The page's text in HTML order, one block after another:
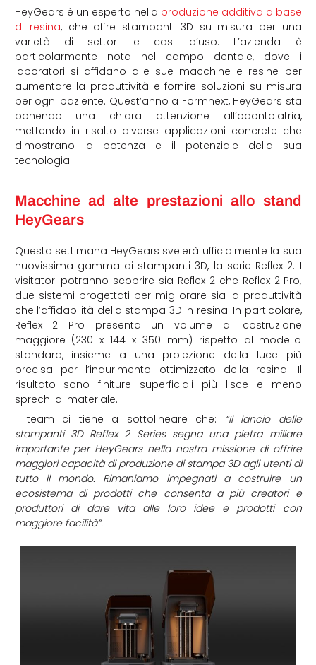
HeyGears è un esperto nella produzione additiva a base
di resina, che offre stampanti 3D su misura per una
varietà di settori e casi d’uso. L’azienda è
particolarmente nota nel campo dentale, dove i
laboratori si affidano alle sue macchine e resine per
aumentare la produttività e fornire soluzioni su misura
per ogni paziente. Quest’anno a Formnext, HeyGears sta
ponendo una chiara attenzione all’odontoiatria,
mettendo in risalto diverse applicazioni concrete che
dimostrano la potenza e il potenziale della sua
tecnologia.
Macchine ad alte prestazioni allo stand
HeyGears
Questa settimana HeyGears svelerà ufficialmente la sua
nuovissima gamma di stampanti 3D, la serie Reflex 2. I
visitatori potranno scoprire sia Reflex 2 che Reflex 2 Pro,
due sistemi progettati per migliorare sia la produttività
che l’affidabilità della stampa 3D in resina. In particolare,
Reflex 2 Pro presenta un volume di costruzione
maggiore (230 x 144 x 350 mm) rispetto al modello
standard, insieme a una proiezione della luce più
precisa per l’indurimento ottimizzato della resina. Il
risultato sono finiture superficiali più lisce e meno
sprechi di materiale.
Il team ci tiene a sottolineare che: “Il lancio delle
stampanti 3D Reflex 2 Series segna una pietra miliare
importante per HeyGears nella nostra missione di offrire
maggiori capacità di produzione di stampa 3D agli utenti di
tutto il mondo. Rimaniamo impegnati a costruire un
ecosistema di prodotti che consenta a più creatori e
produttori di dare vita alle loro idee e prodotti con
maggiore facilità”.